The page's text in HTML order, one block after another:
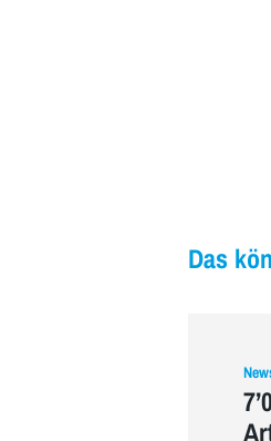
Das